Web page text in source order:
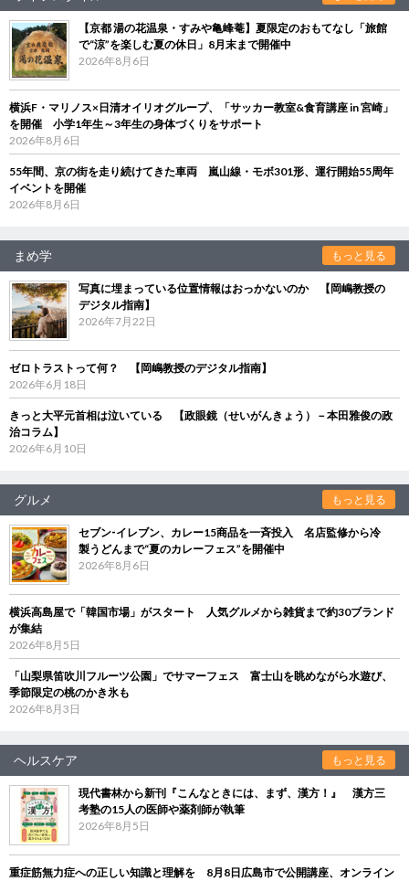
【京都 湯の花温泉・すみや亀峰菴】夏限定のおもてなし「旅館
で“涼”を楽しむ夏の休日」8月末まで開催中
2026年8月6日
横浜F・マリノス×日清オイリオグループ、「サッカー教室&食育講座 in 宮崎」
を開催 小学1年生～3年生の身体づくりをサポート
2026年8月6日
55年間、京の街を走り続けてきた車両 嵐山線・モボ301形、運行開始55周年
イベントを開催
2026年8月6日
まめ学 もっと見る
写真に埋まっている位置情報はおっかないのか 【岡嶋教授の
デジタル指南】
2026年7月22日
ゼロトラストって何？ 【岡嶋教授のデジタル指南】
2026年6月18日
きっと大平元首相は泣いている 【政眼鏡（せいがんきょう）－本田雅俊の政
治コラム】
2026年6月10日
グルメ もっと見る
セブン‐イレブン、カレー15商品を一斉投入 名店監修から冷
製うどんまで“夏のカレーフェス”を開催中
2026年8月6日
横浜高島屋で「韓国市場」がスタート 人気グルメから雑貨まで約30ブランド
が集結
2026年8月5日
「山梨県笛吹川フルーツ公園」でサマーフェス 富士山を眺めながら水遊び、
季節限定の桃のかき氷も
2026年8月3日
ヘルスケア もっと見る
現代書林から新刊『こんなときには、まず、漢方！』 漢方三
考塾の15人の医師や薬剤師が執筆
2026年8月5日
重症筋無力症への正しい知識と理解を 8月8日広島市で公開講座、オンライン